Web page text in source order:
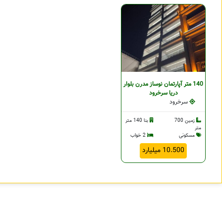
140 متر آپارتمان نوساز مدرن بلوار
دریا سرخرود
سرخرود
زمین 700
متر
بنا 140 متر
مسکونی
2 خواب
10.500 میلیارد